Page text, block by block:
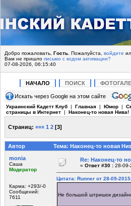
Добро пожаловать, Гость . Пожалуйста, войдите
Вам не пришло письмо с кодом активации?
07-08-2026, 06:15:40
НАЧАЛО ПОИСК
Искать через Google на этом сайте
Украинский Кадетт Клуб | Главная | Юмор |
страницы в Интернет | Наконец-то новая Нива!
Страниц: ««« 1 2 [3]
Автор
Тема: Наконец-то новая
monia
Саша
Модератор
Карма: +293/-0
Сообщений:
7611
Re: Наконец-то
« Ответ #30 : 28-
Цитата: Runner от 28-09-
Не большой штришок